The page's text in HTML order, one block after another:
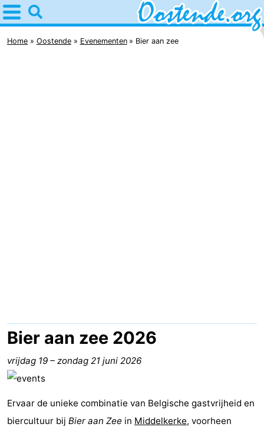
Home
Oostende
Village
Hippodroom
Last
minutes
Strand
Zien
Home Oostende Evenementen Bier aan zee
Bier aan zee 2026
vrijdag 19 – zondag 21 juni 2026
Ervaar de unieke combinatie van Belgische gastvrijheid en
biercultuur bij Bier aan Zee in Middelkerke, voorheen